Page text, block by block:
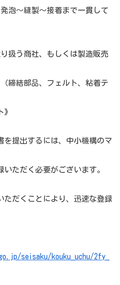
泡～縫製～接着まで一貫して
扱う商社、もしくは製造販売
締結部品、フェルト、粘着テ
提出するには、中小機構のマ
いただく必要がございます。
ただくことにより、迅速な登録
seisaku/kouku_uchu/2fy_